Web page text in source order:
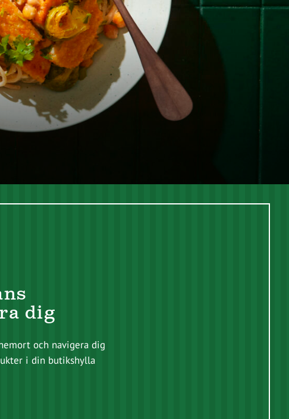
dig
och navigera dig
i din butikshylla